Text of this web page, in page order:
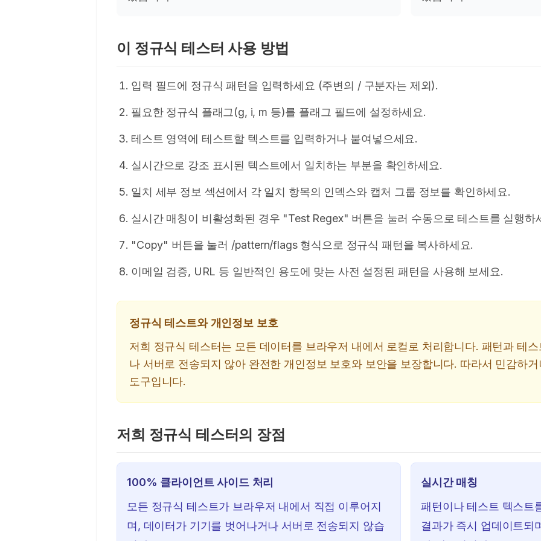
이 정규식 테스터 사용 방법
입력 필드에 정규식 패턴을 입력하세요 (주변의 / 구분자는 제외).
필요한 정규식 플래그(g, i, m 등)를 플래그 필드에 설정하세요.
테스트 영역에 테스트할 텍스트를 입력하거나 붙여넣으세요.
실시간으로 강조 표시된 텍스트에서 일치하는 부분을 확인하세요.
일치 세부 정보 섹션에서 각 일치 항목의 인덱스와 캡처 그룹 정보를 확인하세요.
실시간 매칭이 비활성화된 경우 "Test Regex" 버튼을 눌러 수동으로 테스트를 실행하
"Copy" 버튼을 눌러 /pattern/flags 형식으로 정규식 패턴을 복사하세요.
이메일 검증, URL 등 일반적인 용도에 맞는 사전 설정된 패턴을 사용해 보세요.
정규식 테스트와 개인정보 보호
저희 정규식 테스터는 모든 데이터를 브라우저 내에서 로컬로 처리합니다. 패턴과 테
나 서버로 전송되지 않아 완전한 개인정보 보호와 보안을 보장합니다. 따라서 민감하
도구입니다.
저희 정규식 테스터의 장점
100% 클라이언트 사이드 처리
모든 정규식 테스트가 브라우저 내에서 직접 이루어지
며, 데이터가 기기를 벗어나거나 서버로 전송되지 않습
실시간 매칭
패턴이나 테스트 텍스트
결과가 즉시 업데이트되